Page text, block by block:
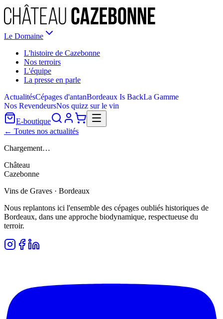
Le Domaine
L'histoire de Cazebonne
Nos terroirs
L'équipe
La presse en parle
ActualitésCépages d'antanBordeaux Is BackLa Gamme
Nos RevendeursNos quizz sur le vin
E-boutique
← Toutes nos actualités
Chargement…
Château
Cazebonne
Vins de Graves · Bordeaux
Nous replantons ici l'ensemble des cépages oubliés historiques de
Bordeaux, dans une approche biodynamique, respectueuse du
terroir.